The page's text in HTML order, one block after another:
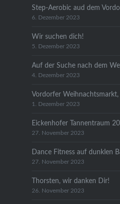
Step-Aerobic aud dem
6. Dezember 2023
Wir suchen dich!
5. Dezember 2023
Auf der Suche nach dem
4. Dezember 2023
Vordorfer Weihnachtsmarkt,
1. Dezember 2023
Eickenhofer Tannentraum
27. November 2023
Dance Fitness auf dunklen
27. November 2023
Thorsten, wir danken Dir!
26. November 2023